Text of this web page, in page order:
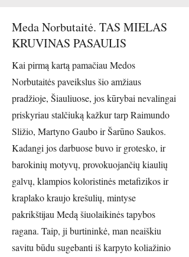
Meda Norbutaitė. TAS MIELAS
KRUVINAS PASAULIS
Kai pirmą kartą pamačiau Medos
Norbutaitės paveikslus šio amžiaus
pradžioje, Šiauliuose, jos kūrybai nevalingai
priskyriau stalčiuką kažkur tarp Raimundo
Sližio, Martyno Gaubo ir Šarūno Saukos.
Kadangi jos darbuose buvo ir grotesko, ir
barokinių motyvų, provokuojančių kiaulių
galvų, klampios koloristinės metafizikos ir
kraplako kraujo krešulių, mintyse
pakrikštijau Medą šiuolaikinės tapybos
ragana. Taip, ji burtininkė, man neaiškiu
savitu būdu sugebanti iš karpyto koliažinio